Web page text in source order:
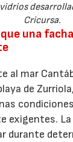
Cricursa.
una
al mar
de
exigentes. La
durante